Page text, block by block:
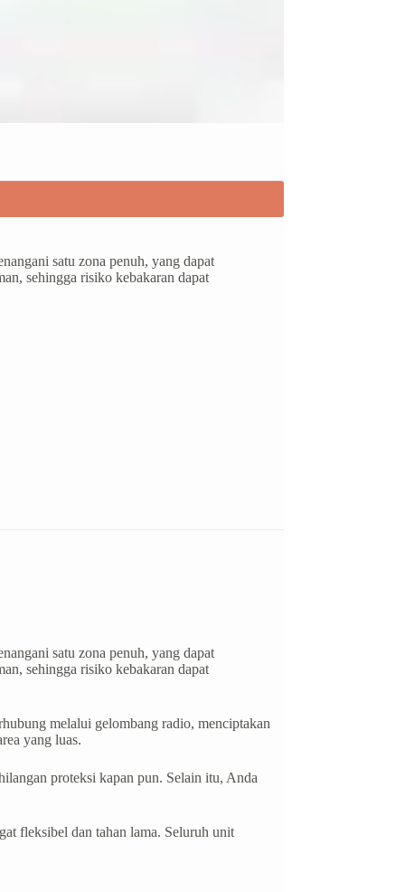
satu zona penuh, yang dapat
sehingga risiko kebakaran dapat
satu zona penuh, yang dapat
sehingga risiko kebakaran dapat
melalui gelombang radio, menciptakan
yang luas.
proteksi kapan pun. Selain itu, Anda
fleksibel dan tahan lama. Seluruh unit